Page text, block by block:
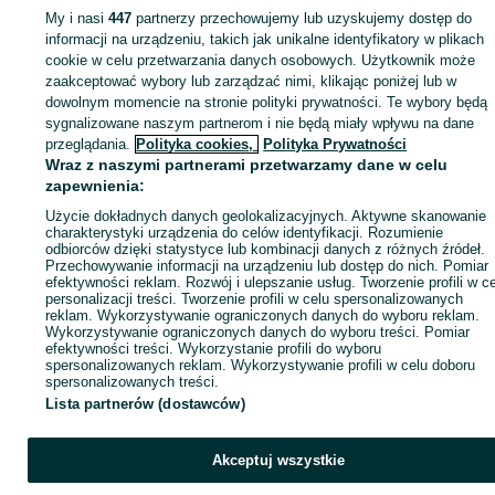
KATEGORIA
ID:1073666167 Wyświetlenia:
Zadzwoń / SMS
My i nasi447 partnerzy przechowujemy lub uzyskujemy dostęp do
informacji na urządzeniu, takich jak unikalne identyfikatory w plikach
cookie w celu przetwarzania danych osobowych. Użytkownik może
zaakceptować wybory lub zarządzać nimi, klikając poniżej lub w
dowolnym momencie na stronie polityki prywatności. Te wybory będą
sygnalizowane naszym partnerom i nie będą miały wpływu na dane
przeglądania. Polityka cookies, Polityka Prywatności
Wraz z naszymi partnerami przetwarzamy dane w celu
zapewnienia:
Użycie dokładnych danych geolokalizacyjnych. Aktywne skanowanie
charakterystyki urządzenia do celów identyfikacji. Rozumienie
odbiorców dzięki statystyce lub kombinacji danych z różnych źródeł.
Przechowywanie informacji na urządzeniu lub dostęp do nich. Pomiar
efektywności reklam. Rozwój i ulepszanie usług. Tworzenie profili w
personalizacji treści. Tworzenie profili w celu spersonalizowanych
reklam. Wykorzystywanie ograniczonych danych do wyboru reklam.
Wykorzystywanie ograniczonych danych do wyboru treści. Pomiar
efektywności treści. Wykorzystanie profili do wyboru
spersonalizowanych reklam. Wykorzystywanie profili w celu doboru
spersonalizowanych treści.
Lista partnerów (dostawców)
Akceptuj wszystkie